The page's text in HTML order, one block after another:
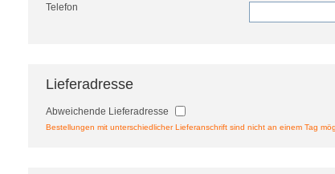
Telefon
Lieferadresse
Abweichende Lieferadresse
Bestellungen mit unterschiedlicher Lieferanschrift sind nicht an einem Tag